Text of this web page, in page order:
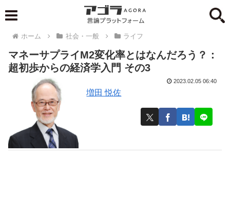
ホーム 社会・一般 ライフ
マネーサプライM2変化率とはなんだろう？：
超初歩からの経済学入門 その3
増田 悦佐
2023.02.05 06:40